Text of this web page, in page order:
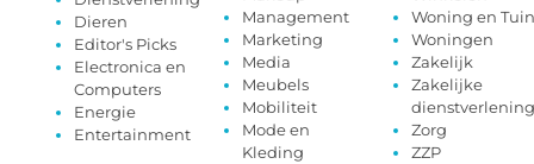
Dieren
Editor's Picks
Electronica en
Computers
Energie
Entertainment
Management
Marketing
Media
Meubels
Mobiliteit
Mode en
Kleding
Woning en Tuin
Woningen
Zakelijk
Zakelijke
dienstverlening
Zorg
ZZP